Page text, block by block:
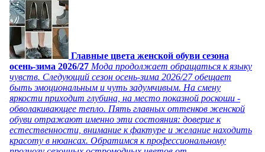
Главные цвета женской обуви сезона
осень-зима 2026/27 Мода продолжает обращаться к языку
чувств. Следующий сезон осень-зима 2026/27 обещает
быть эмоциональным и чуть задумчивым. На смену
яркости приходит глубина, на место показной роскоши -
обволакивающее тепло. Пять главных оттенков женской
обуви отражают именно эти состояния: доверие к
естественности, внимание к фактуре и желание находить
красоту в нюансах. Обратимся к профессиональному